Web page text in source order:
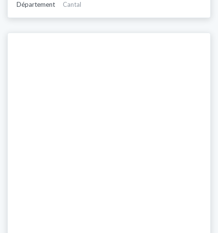
Département Cantal